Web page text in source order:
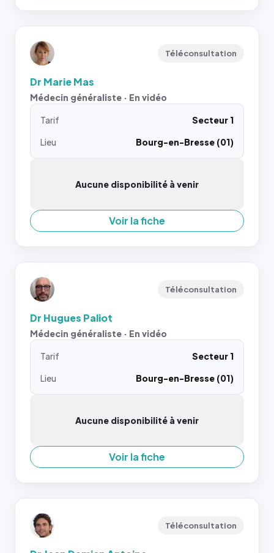
Téléconsultation
Dr Marie Mas
Médecin généraliste · En vidéo
Tarif
Secteur 1
Lieu
Bourg-en-Bresse (01)
Aucune disponibilité à venir
Voir la fiche
Téléconsultation
Dr Hugues Paliot
Médecin généraliste · En vidéo
Tarif
Secteur 1
Lieu
Bourg-en-Bresse (01)
Aucune disponibilité à venir
Voir la fiche
Téléconsultation